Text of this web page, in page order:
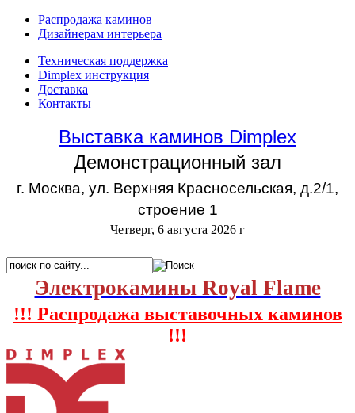
Распродажа каминов
Дизайнерам интерьера
Техническая поддержка
Dimplex инструкция
Доставка
Контакты
Выставка каминов Dimplex
Демонстрационный зал
г. Москва, ул. Верхняя Красносельская, д.2/1,
строение 1
Четверг, 6 августа 2026 г
Электрокамины Royal Flame
!!! Распродажа выставочных каминов
!!!